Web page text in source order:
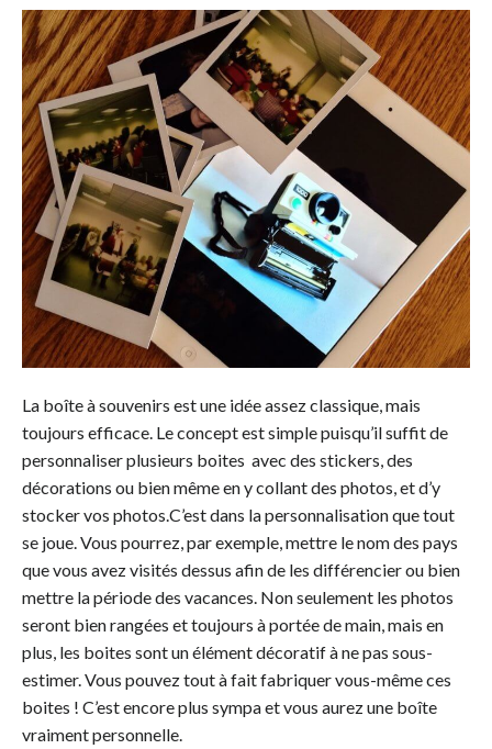
La boîte à souvenirs est une idée assez classique, mais
toujours efficace. Le concept est simple puisqu’il suffit de
personnaliser plusieurs boites avec des stickers, des
décorations ou bien même en y collant des photos, et d’y
stocker vos photos.C’est dans la personnalisation que tout
se joue. Vous pourrez, par exemple, mettre le nom des pays
que vous avez visités dessus afin de les différencier ou bien
mettre la période des vacances. Non seulement les photos
seront bien rangées et toujours à portée de main, mais en
plus, les boites sont un élément décoratif à ne pas sous-
estimer. Vous pouvez tout à fait fabriquer vous-même ces
boites ! C’est encore plus sympa et vous aurez une boîte
vraiment personnelle.